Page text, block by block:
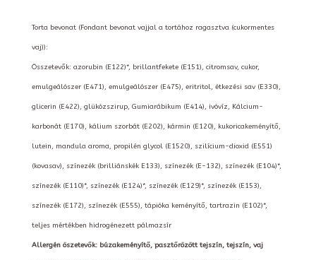
Torta bevonat (Fondant bevonat vajjal a tortához ragasztva (cukormentes
vaj)):
Összetevők: azorubin (E122)*, brillantfekete (E151), citromsav, cukor,
emulgeálószer (E471), emulgeálószer (E475), eritritol, étkezési sav (E330),
glicerin (E422), glükózszirup, Gumiarábikum (E414), ivóvíz, Kálcium-
karbonát (E170), kálium szorbát (E202), kármin (E120), kukoricakeményítő,
lutein, mandula aroma, propilén glycol (E1520), szilícium-dioxid (E551)
(kovasav), színezék (brilliánskék E133), színezék (E-132), színezék (E104)*,
színezék (E110)*, színezék (E124)*, színezék (E129)*, színezék (E153),
színezék (E172), színezék (E555), tápióka keményítő, tartrazin (E102)*,
teljes mértékben hidrogénezett pálmazsír
Allergén öszetevők: búzakeményítő, pasztőrözött tejszín, tejszín, vaj